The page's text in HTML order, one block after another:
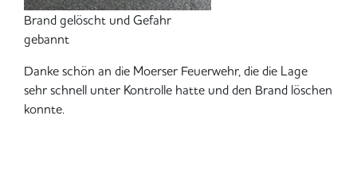
Brand gelöscht und Gefahr
gebannt
Danke schön an die Moerser Feuerwehr, die die Lage
sehr schnell unter Kontrolle hatte und den Brand löschen
konnte.